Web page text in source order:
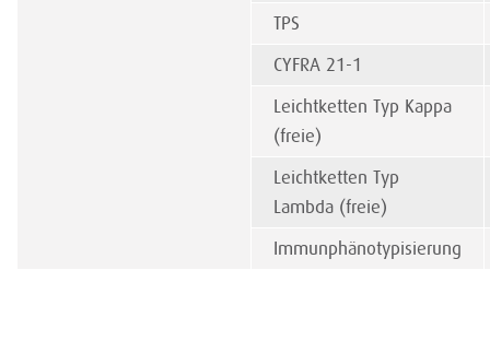
TPS
CYFRA 21-1
Leichtketten Typ Kappa
(freie)
Leichtketten Typ
Lambda (freie)
Immunphänotypisierung